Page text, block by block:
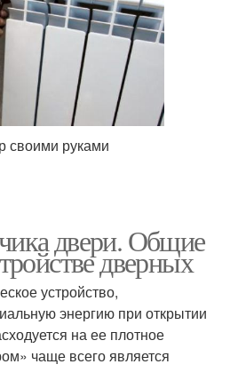
своими руками
двери. Общие
дверных
устройство,
энергию при открытии
на ее плотное
чаще всего является